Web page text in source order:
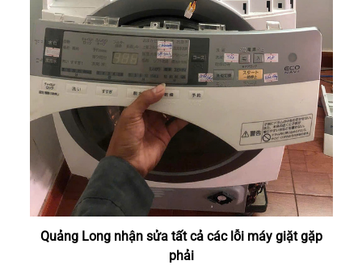
Quảng Long nhận sửa tất cả các lỗi máy giặt gặp
phải